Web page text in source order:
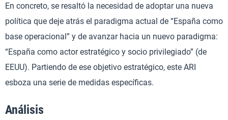
En concreto, se resaltó la necesidad de adoptar una nueva
política que deje atrás el paradigma actual de “España como
base operacional” y de avanzar hacia un nuevo paradigma:
“España como actor estratégico y socio privilegiado” (de
EEUU). Partiendo de ese objetivo estratégico, este ARI
esboza una serie de medidas específicas.
Análisis